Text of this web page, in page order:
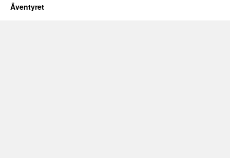
Äventyret